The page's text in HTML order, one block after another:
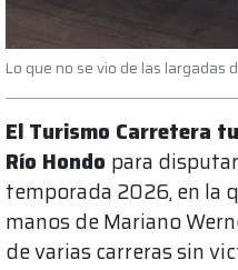
Lo que no se vio de las largadas
El Turismo Carretera
Río Hondo para
temporada 2026, en la
manos de Mariano
de varias carreras sin